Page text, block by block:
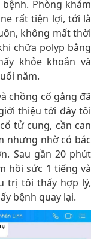
Phòng khám
rất tiện lợi, tới là
không mất thời
chữa polyp bằng
khỏe khoắn và
năm.
chồng cố gắng đã
thiệu tới đây tôi
tử cung, cần can
nhưng nhờ có bác
Sau gần 20 phút
hồi sức 1 tiếng và
trị tôi thấy hợp lý,
bệnh quay lại.